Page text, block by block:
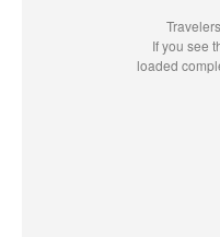
If you see
loaded